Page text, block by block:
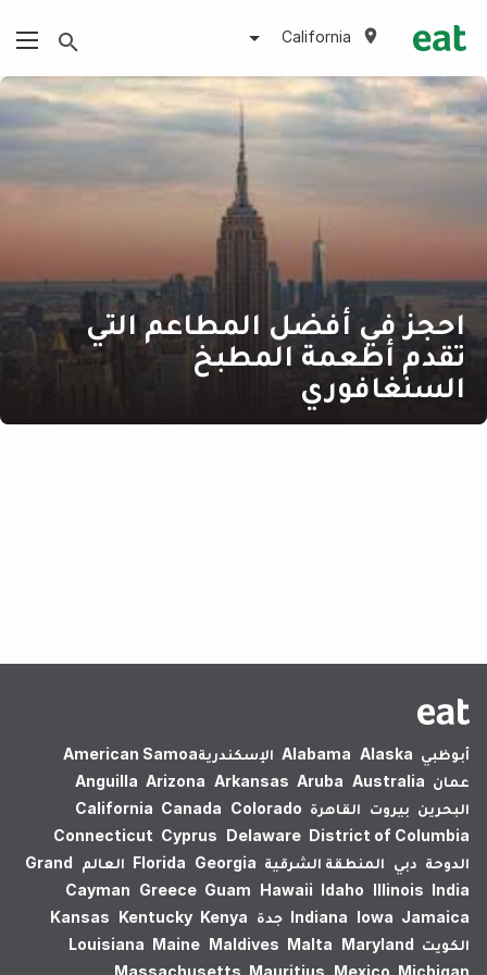
California
احجز في أفضل المطاعم التي
تقدم أطعمة المطبخ
السنغافوري
أبوظبي Alabama Alaska الإسكندرية‎American Samoa
عمان
Anguilla Arizona Arkansas Aruba Australia
البحرين بيروت القاهرة California Canada Colorado
Connecticut Cyprus Delaware District of Columbia
الدوحة دبي المنطقة الشرقية Florida Georgia العالم
Grand
Cayman Greece Guam Hawaii Idaho Illinois India
Indiana Iowa Jamaica جدة Kansas Kentucky Kenya
الكويت
Louisiana Maine Maldives Malta Maryland